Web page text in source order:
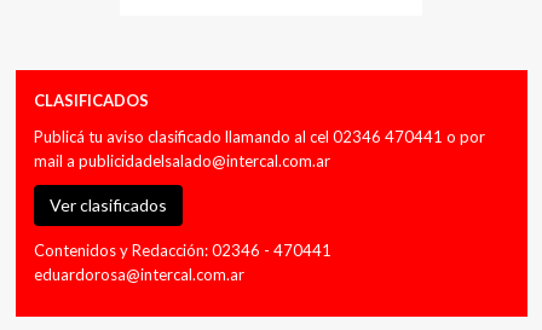
CLASIFICADOS
Publicá tu aviso clasificado llamando al cel 02346 470441 o por
mail a publicidadelsalado@intercal.com.ar
Ver clasificados
Contenidos y Redacción: 02346 - 470441
eduardorosa@intercal.com.ar